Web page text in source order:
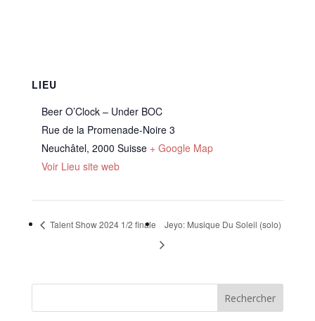
LIEU
Beer O’Clock – Under BOC
Rue de la Promenade-Noire 3
Neuchâtel, 2000 Suisse + Google Map
Voir Lieu site web
Talent Show 2024 1/2 finale Jeyo: Musique Du Soleil (solo)
Rechercher